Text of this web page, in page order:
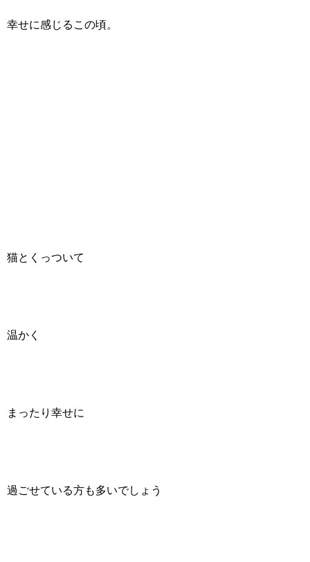
幸せに感じるこの頃。
猫とくっついて
温かく
まったり幸せに
過ごせている方も多いでしょう